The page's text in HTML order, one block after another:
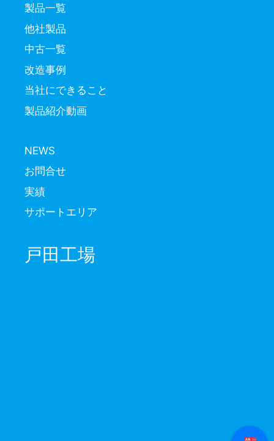
製品一覧
他社製品
中古一覧
改造事例
当社にできること
製品紹介動画
NEWS
お問合せ
実績
サポートエリア
戸田工場